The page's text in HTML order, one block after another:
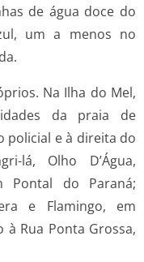
de água doce do
um a menos no
Na Ilha do Mel,
da praia de
policial e à direita do
lá, Olho D’Água,
Pontal do Paraná;
e Flamingo, em
Rua Ponta Grossa,